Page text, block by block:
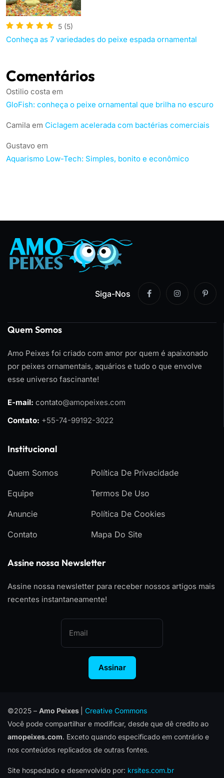
5 (5)
Conheça as 7 variedades do peixe espada ornamental
Comentários
Ostilio costa em
GloFish: conheça o peixe ornamental que brilha no escuro
Camila em Ciclagem acelerada com bactérias comerciais
Gustavo em
Aquarismo Low-Tech: Simples, bonito e econômico
Siga-Nos
Quem Somos
Amo Peixes foi criado com amor por quem é apaixonado
por peixes ornamentais, aquários e tudo o que envolve
esse universo fascinante!
E-mail: contato@amopeixes.com
Contato: +55-74-99192-3022
Institucional
Quem Somos
Equipe
Anuncie
Contato
Política De Privacidade
Termos De Uso
Política De Cookies
Mapa Do Site
Assine nossa Newsletter
Assine nossa newsletter para receber nossos artigos mais
recentes instantaneamente!
Assinar
©2025 – Amo Peixes
Creative Commons
Você pode compartilhar e modificar, desde que dê credito ao
amopeixes.com. Exceto quando especificado em contrário e
nos conteúdos replicados de outras fontes.
Site hospedado e desenvolvido por: krsites.com.br